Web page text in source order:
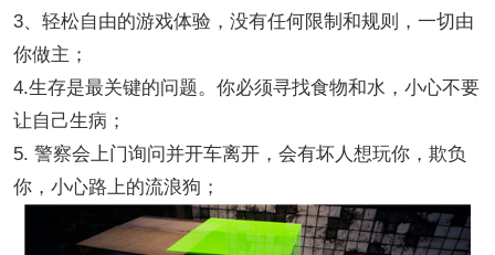
3、轻松自由的游戏体验，没有任何限制和规则，一切由
你做主；
4.生存是最关键的问题。你必须寻找食物和水，小心不要
让自己生病；
5. 警察会上门询问并开车离开，会有坏人想玩你，欺负
你，小心路上的流浪狗；